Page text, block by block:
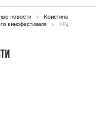
новости >
Кристина
кинофестиваля
> KP4